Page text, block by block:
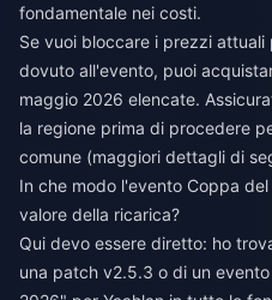
fondamentale nei costi.
Se vuoi bloccare i prezzi
dovuto all'evento, puoi
maggio 2026 elencate.
la regione prima di procedere
comune (maggiori dettagli di
In che modo l'evento Coppa
valore della ricarica?
Qui devo essere diretto: ho
una patch v2.5.3 o di un